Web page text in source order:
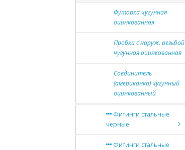
Футорка чугунная
оцинкованная
Пробка с наруж. резьбой
чугунная оцинкованная
Соединитель
(американка) чугунный
оцинкованный
Фитинги стальные
черные
Фитинги стальные